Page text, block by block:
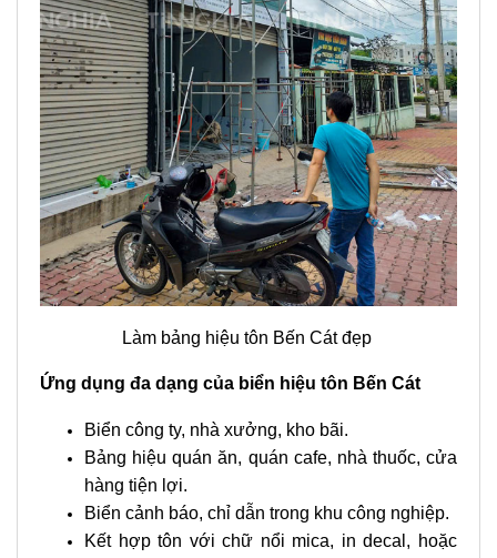
Làm bảng hiệu tôn Bến Cát đẹp
Ứng dụng đa dạng của biển hiệu tôn Bến Cát
Biển công ty, nhà xưởng, kho bãi.
Bảng hiệu quán ăn, quán cafe, nhà thuốc, cửa
hàng tiện lợi.
Biển cảnh báo, chỉ dẫn trong khu công nghiệp.
Kết hợp tôn với chữ nổi mica, in decal, hoặc